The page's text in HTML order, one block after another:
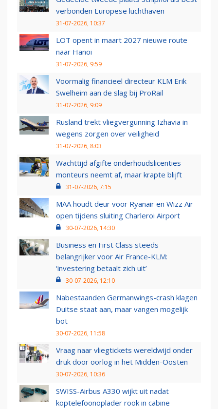
verbonden Europese luchthaven
31-07-2026, 10:37
LOT opent in maart 2027 nieuwe route
naar Hanoi
31-07-2026, 9:59
Voormalig financieel directeur KLM Erik
Swelheim aan de slag bij ProRail
31-07-2026, 9:09
Rusland trekt vliegvergunning Izhavia in
wegens zorgen over veiligheid
31-07-2026, 8:03
Wachttijd afgifte onderhoudslicenties
monteurs neemt af, maar krapte blijft
31-07-2026, 7:15
MAA houdt deur voor Ryanair en Wizz Air
open tijdens sluiting Charleroi Airport
30-07-2026, 14:30
Business en First Class steeds
belangrijker voor Air France-KLM:
‘investering betaalt zich uit’
30-07-2026, 12:10
Nabestaanden Germanwings-crash klagen
Duitse staat aan, maar vangen mogelijk
bot
30-07-2026, 11:58
Vraag naar vliegtickets wereldwijd onder
druk door oorlog in het Midden-Oosten
30-07-2026, 10:36
SWISS-Airbus A330 wijkt uit nadat
koptelefoonoplader rook in cabine